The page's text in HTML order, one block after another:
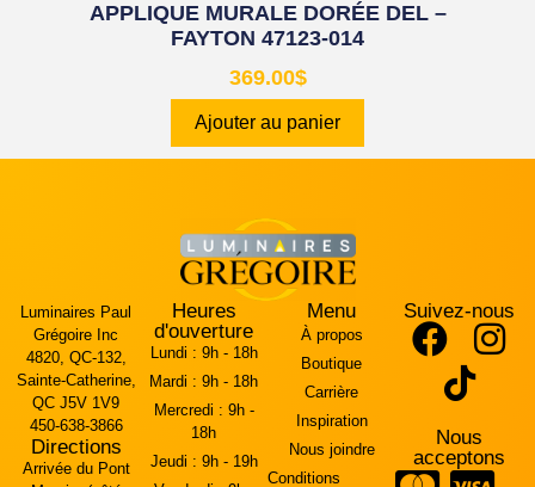
APPLIQUE MURALE DORÉE DEL –
FAYTON 47123-014
369.00$
Ajouter au panier
Luminaires Paul
Grégoire Inc
4820, QC-132,
Sainte-Catherine,
QC J5V 1V9
450-638-3866
Directions
Arrivée du Pont
Heures
d'ouverture
Lundi : 9h - 18h
Mardi : 9h - 18h
Mercredi : 9h -
18h
Jeudi : 9h - 19h
Menu
À propos
Boutique
Carrière
Inspiration
Nous joindre
Conditions
Suivez-nous
Nous
acceptons